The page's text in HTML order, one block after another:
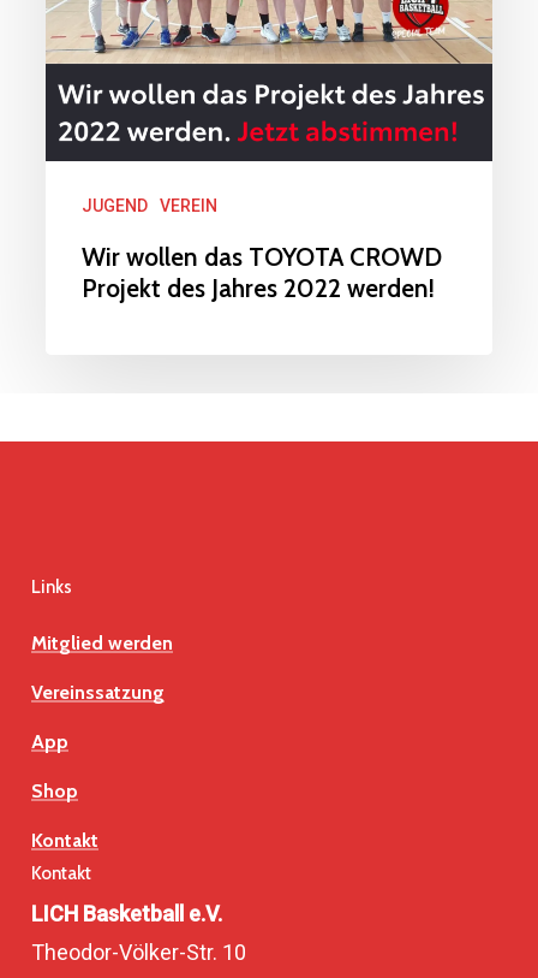
2022
werden!
JUGEND VEREIN
Wir wollen das TOYOTA CROWD
Projekt des Jahres 2022 werden!
Links
Mitglied werden
Vereinssatzung
App
Shop
Kontakt
Kontakt
LICH Basketball e.V.
Theodor-Völker-Str. 10